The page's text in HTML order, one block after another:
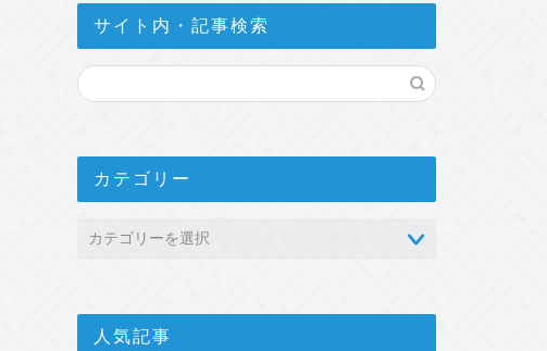
サイト内・記事検索
カテゴリー
人気記事